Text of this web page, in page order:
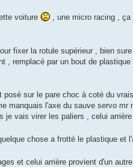
voiture , une micro racing , ça
fixer la rotule supérieur , bien
, remplacé par un bout de
sur le pare choc à coté du
manquais l'axe du sauve servo
vais virer les paliers , celui
chose a frotté le plastique et
et celui arrière provient d'un